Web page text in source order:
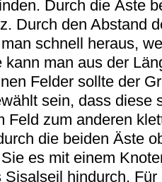
Durch die Äste
Durch den Abstand
schnell heraus,
kann man aus der
Felder sollte der
sein, dass diese
Feld zum anderen
die beiden Äste
es mit einem
Sisalseil hindurch.